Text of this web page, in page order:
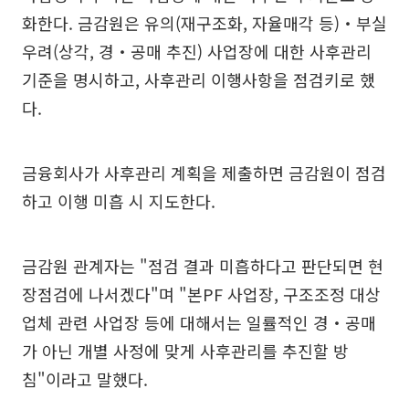
화한다. 금감원은 유의(재구조화, 자율매각 등)‧부실
우려(상각, 경‧공매 추진) 사업장에 대한 사후관리
기준을 명시하고, 사후관리 이행사항을 점검키로 했
다.
금융회사가 사후관리 계획을 제출하면 금감원이 점검
하고 이행 미흡 시 지도한다.
금감원 관계자는 "점검 결과 미흡하다고 판단되면 현
장점검에 나서겠다"며 "본PF 사업장, 구조조정 대상
업체 관련 사업장 등에 대해서는 일률적인 경‧공매
가 아닌 개별 사정에 맞게 사후관리를 추진할 방
침"이라고 말했다.